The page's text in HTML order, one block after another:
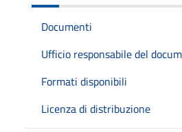
Documenti
Ufficio responsabile del
Formati disponibili
Licenza di distribuzione